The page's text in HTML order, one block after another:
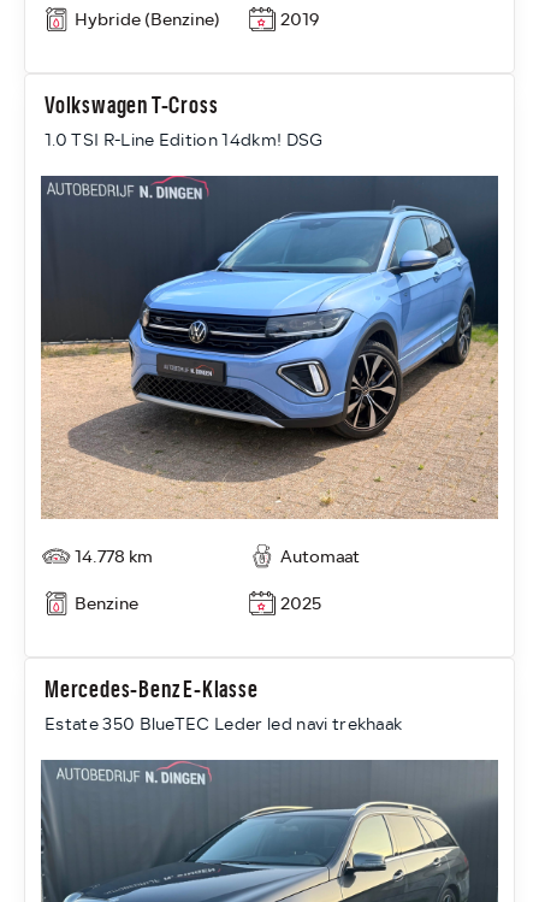
Hybride (Benzine)
2019
Volkswagen T-Cross
1.0 TSI R-Line Edition 14dkm! DSG
14.778 km
Automaat
Benzine
2025
Mercedes-Benz E-Klasse
Estate 350 BlueTEC Leder led navi trekhaak